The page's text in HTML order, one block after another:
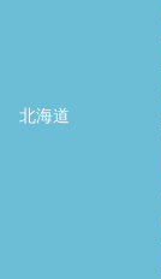
北海道